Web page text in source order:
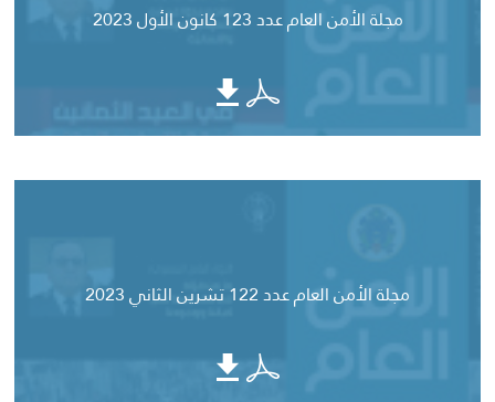
مجلة الأمن العام عدد 123 كانون الأول 2023
مجلة الأمن العام عدد 122 تشرين الثاني 2023